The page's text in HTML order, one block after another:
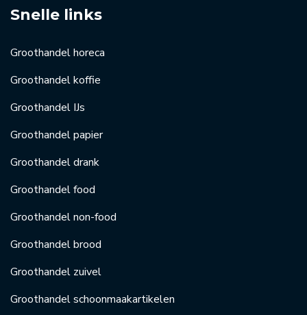
Snelle links
Groothandel horeca
Groothandel koffie
Groothandel IJs
Groothandel papier
Groothandel drank
Groothandel food
Groothandel non-food
Groothandel brood
Groothandel zuivel
Groothandel schoonmaakartikelen